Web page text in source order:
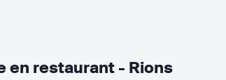
en restaurant - Rions